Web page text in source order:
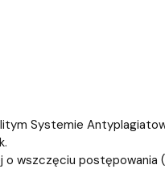
Systemie
o wszczęciu postępowania